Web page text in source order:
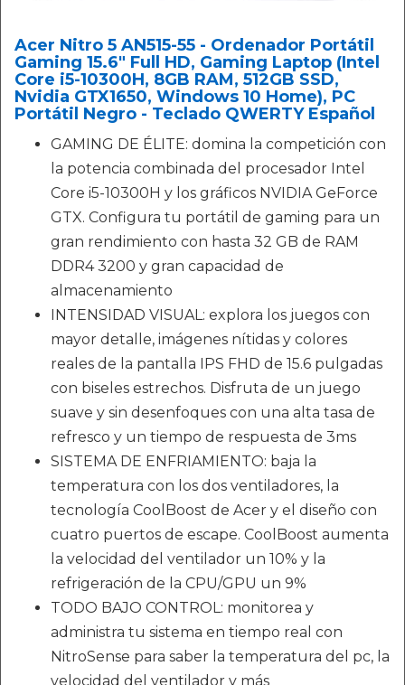
Acer Nitro 5 AN515-55 - Ordenador Portátil
Gaming 15.6" Full HD, Gaming Laptop (Intel
Core i5-10300H, 8GB RAM, 512GB SSD,
Nvidia GTX1650, Windows 10 Home), PC
Portátil Negro - Teclado QWERTY Español
GAMING DE ÉLITE: domina la competición con
la potencia combinada del procesador Intel
Core i5-10300H y los gráficos NVIDIA GeForce
GTX. Configura tu portátil de gaming para un
gran rendimiento con hasta 32 GB de RAM
DDR4 3200 y gran capacidad de
almacenamiento
INTENSIDAD VISUAL: explora los juegos con
mayor detalle, imágenes nítidas y colores
reales de la pantalla IPS FHD de 15.6 pulgadas
con biseles estrechos. Disfruta de un juego
suave y sin desenfoques con una alta tasa de
refresco y un tiempo de respuesta de 3ms
SISTEMA DE ENFRIAMIENTO: baja la
temperatura con los dos ventiladores, la
tecnología CoolBoost de Acer y el diseño con
cuatro puertos de escape. CoolBoost aumenta
la velocidad del ventilador un 10% y la
refrigeración de la CPU/GPU un 9%
TODO BAJO CONTROL: monitorea y
administra tu sistema en tiempo real con
NitroSense para saber la temperatura del pc, la
velocidad del ventilador y más